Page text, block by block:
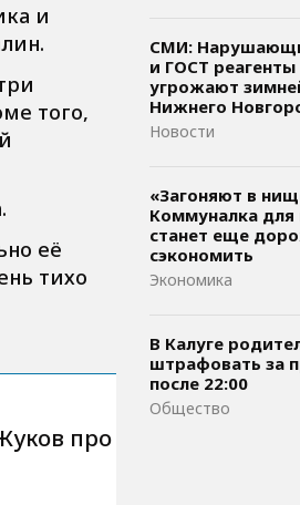
и
того,
её
тихо
про
СМИ:
и ГОСТ реагенты
угрожают
Нижнего
Новости
«Загоняют в
Коммуналка
станет еще
сэкономить
Экономика
В Калуге
штрафовать за
после 22:00
Общество